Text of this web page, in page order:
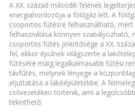
A XX. század második felének
energiahordozója a földgáz lett. A
csoportos fűtésre felhasználható, mert
felhasználása könnyen szabályozható,
csoportos fűtés jelentősége a XX.
fel, ekkor épülnek világszerte a
fűtésére máig legalkalmasabb fűtési
távfűtés, melynek lényege a
eljuttatása a lakóépületekbe. A
csővezetéken történik, ami a
tekinthető.